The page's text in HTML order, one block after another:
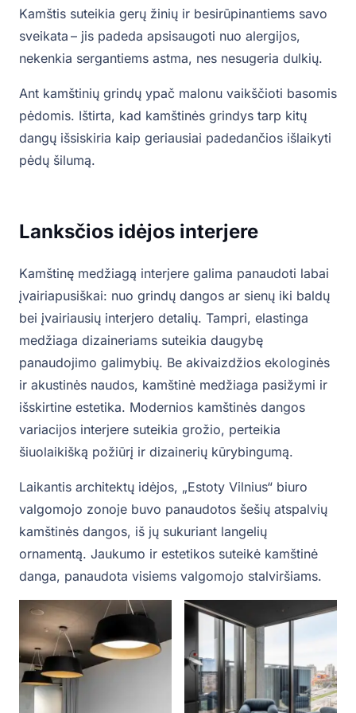
Kamštis suteikia gerų žinių ir besirūpinantiems savo
sveikata – jis padeda apsisaugoti nuo alergijos,
nekenkia sergantiems astma, nes nesugeria dulkių.
Ant kamštinių grindų ypač malonu vaikščioti basomis
pėdomis. Ištirta, kad kamštinės grindys tarp kitų
dangų išsiskiria kaip geriausiai padedančios išlaikyti
pėdų šilumą.
Lanksčios idėjos interjere
Kamštinę medžiagą interjere galima panaudoti labai
įvairiapusiškai: nuo grindų dangos ar sienų iki baldų
bei įvairiausių interjero detalių. Tampri, elastinga
medžiaga dizaineriams suteikia daugybę
panaudojimo galimybių. Be akivaizdžios ekologinės
ir akustinės naudos, kamštinė medžiaga pasižymi ir
išskirtine estetika. Modernios kamštinės dangos
variacijos interjere suteikia grožio, perteikia
šiuolaikišką požiūrį ir dizainerių kūrybingumą.
Laikantis architektų idėjos, „Estoty Vilnius“ biuro
valgomojo zonoje buvo panaudotos šešių atspalvių
kamštinės dangos, iš jų sukuriant langelių
ornamentą. Jaukumo ir estetikos suteikė kamštinė
danga, panaudota visiems valgomojo stalviršiams.